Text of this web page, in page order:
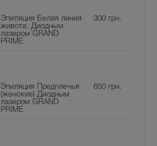
Эпиляция Белая линия
живота, Диодным
лазером GRAND
PRIME
300грн.
Эпиляция Предплечья
(женские) Диодным
лазером GRAND
PRIME
650грн.